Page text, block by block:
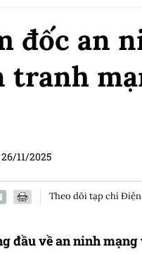
đốc an
tranh
26/11/2025
Theo dõi tạp chí
đầu về an ninh